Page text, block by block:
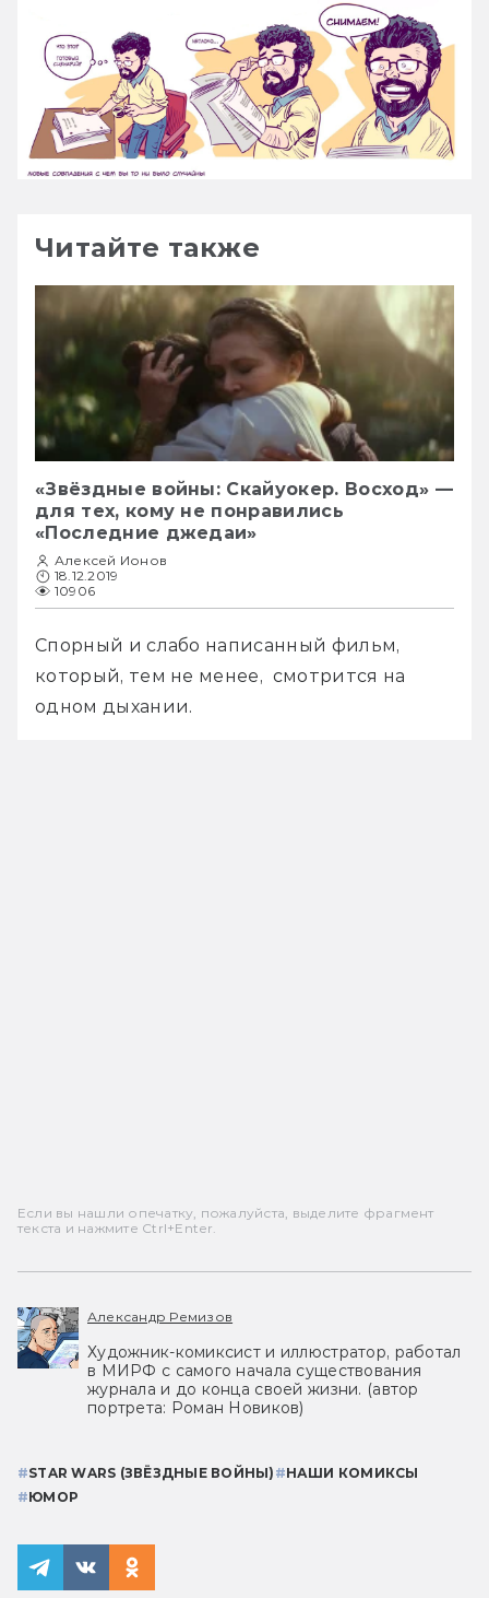
Читайте также
«Звёздные войны: Скайуокер. Восход» —
для тех, кому не понравились
«Последние джедаи»
Алексей Ионов
18.12.2019
10906
Спорный и слабо написанный фильм,
который, тем не менее,  смотрится на
одном дыхании.
Если вы нашли опечатку, пожалуйста, выделите фрагмент
текста и нажмите Ctrl+Enter.
Александр Ремизов
Художник-комиксист и иллюстратор, работал
в МИРФ с самого начала существования
журнала и до конца своей жизни. (автор
портрета: Роман Новиков)
#STAR WARS (ЗВЁЗДНЫЕ ВОЙНЫ) #НАШИ КОМИКСЫ
#ЮМОР